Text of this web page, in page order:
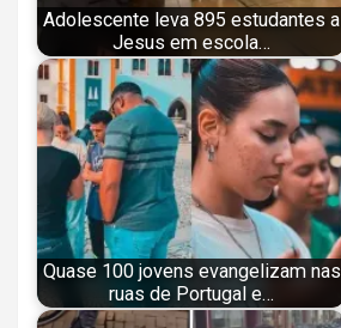
Adolescente leva 895 estudantes a
Jesus em escola…
Quase 100 jovens evangelizam nas
ruas de Portugal e…